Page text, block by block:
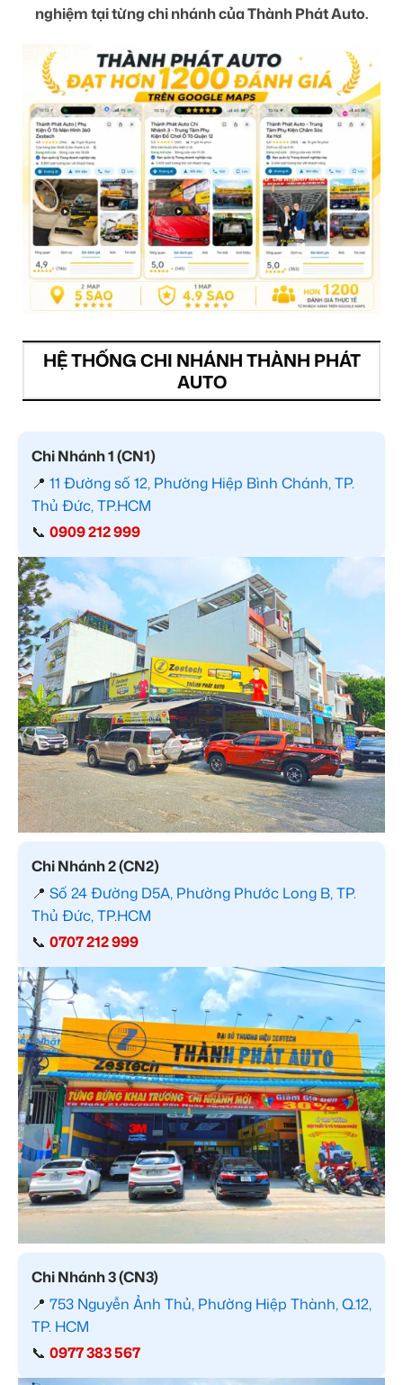
nghiệm tại từng chi nhánh của Thành Phát Auto.
HỆ THỐNG CHI NHÁNH THÀNH PHÁT
AUTO
Chi Nhánh 1 (CN1)
📍 11 Đường số 12, Phường Hiệp Bình Chánh, TP.
Thủ Đức, TP.HCM
📞 0909 212 999
Chi Nhánh 2 (CN2)
📍 Số 24 Đường D5A, Phường Phước Long B, TP.
Thủ Đức, TP.HCM
📞 0707 212 999
Chi Nhánh 3 (CN3)
📍 753 Nguyễn Ảnh Thủ, Phường Hiệp Thành, Q.12,
TP. HCM
📞 0977 383 567